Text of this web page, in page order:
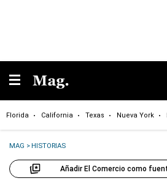
Florida California Texas Nueva York
MAG >HISTORIAS
Añadir El Comercio como